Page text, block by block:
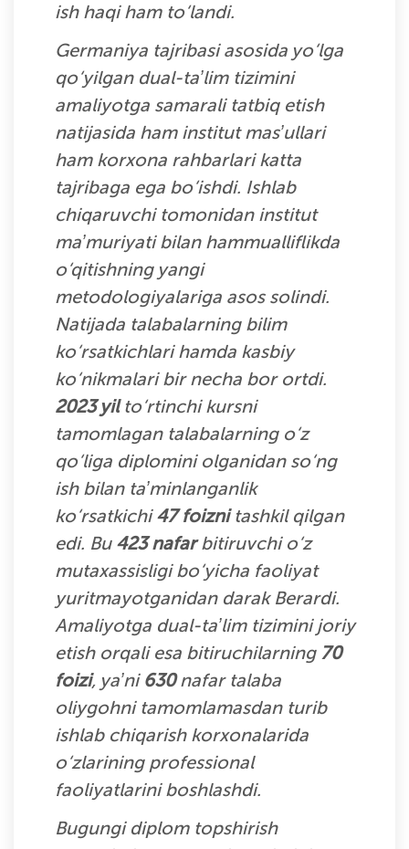
ish haqi ham to‘landi.
Germaniya tajribasi asosida yo‘lga
qo‘yilgan dual-taʼlim tizimini
amaliyotga samarali tatbiq etish
natijasida ham institut masʼullari
ham korxona rahbarlari katta
tajribaga ega bo‘ishdi. Ishlab
chiqaruvchi tomonidan institut
maʼmuriyati bilan hammualliflikda
o‘qitishning yangi
metodologiyalariga asos solindi.
Natijada talabalarning bilim
ko‘rsatkichlari hamda kasbiy
ko‘nikmalari bir necha bor ortdi.
2023 yilto‘rtinchi kursni
tamomlagan talabalarning o‘z
qo‘liga diplomini olganidan so‘ng
ish bilan taʼminlanganlik
ko‘rsatkichi47 foiznitashkil qilgan
edi. Bu 423 nafarbitiruvchi o‘z
mutaxassisligi bo‘yicha faoliyat
yuritmayotganidan darak Berardi.
Amaliyotga dual-taʼlim tizimini joriy
etish orqali esa bitiruchilarning 70
foizi, yaʼni 630nafar talaba
oliygohni tamomlamasdan turib
ishlab chiqarish korxonalarida
o‘zlarining professional
faoliyatlarini boshlashdi.
Bugungi diplom topshirish